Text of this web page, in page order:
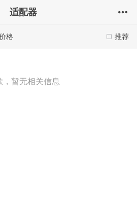
适配器
推荐
格
，暂无相关信息